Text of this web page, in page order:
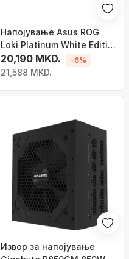
Напојување Asus ROG
Loki Platinum White Edition
90YE00N2-B0NA00 , 850W
20,190 MKD.
21,588 MKD.
-6%
Извор за напојување